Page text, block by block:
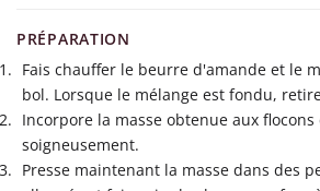
PRÉPARATION
Fais chauffer le beurre d'amande et le
bol. Lorsque le mélange est fondu,
Incorpore la masse obtenue aux
soigneusement.
Presse maintenant la masse dans des